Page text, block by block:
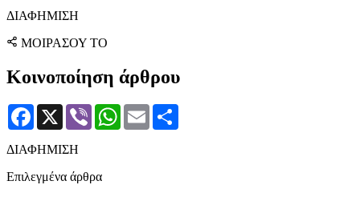
ΔΙΑΦΗΜΙΣΗ
ΜΟΙΡΑΣΟΥ ΤΟ
Κοινοποίηση άρθρου
Facebook
X Viber WhatsApp
Email
ΔΙΑΦΗΜΙΣΗ
Επιλεγμένα άρθρα